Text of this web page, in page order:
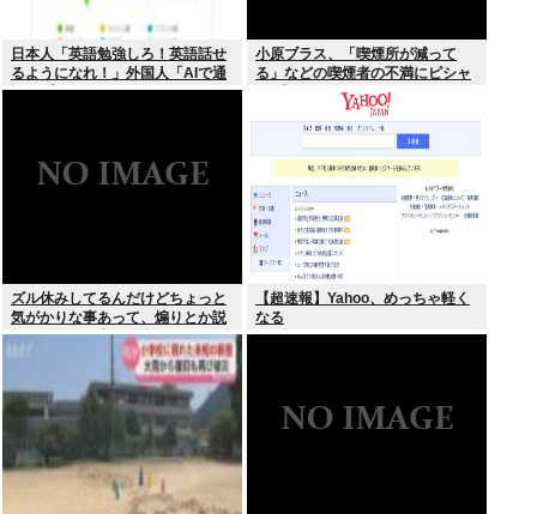
日本人「英語勉強しろ！英語話せ
るようになれ！」外国人「AIで通
訳アプリ使えばいいじゃん」
小原ブラス、「喫煙所が減って
る」などの喫煙者の不満にピシャ
リ 「じゃあやめれば？タバコなん
て家でだけ吸ってればいい」
ズル休みしてるんだけどちょっと
気がかりな事あって、煽りとか説
教とか抜きに客観的意見くれる人
だけきてくれ
【超速報】Yahoo、めっちゃ軽く
なる